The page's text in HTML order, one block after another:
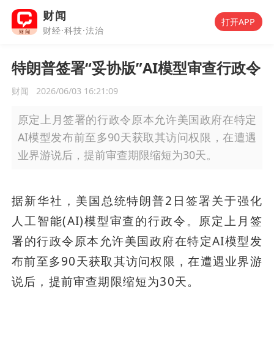
财闻
财经·科技·法治
打开APP
特朗普签署“妥协版”AI模型审查行政令
财闻 2026/06/03 16:21:09
原定上月签署的行政令原本允许美国政府在特定
AI模型发布前至多90天获取其访问权限，在遭遇
业界游说后，提前审查期限缩短为30天。
据新华社，美国总统特朗普2日签署关于强化
人工智能(AI)模型审查的行政令。原定上月签
署的行政令原本允许美国政府在特定AI模型发
布前至多90天获取其访问权限，在遭遇业界游
说后，提前审查期限缩短为30天。